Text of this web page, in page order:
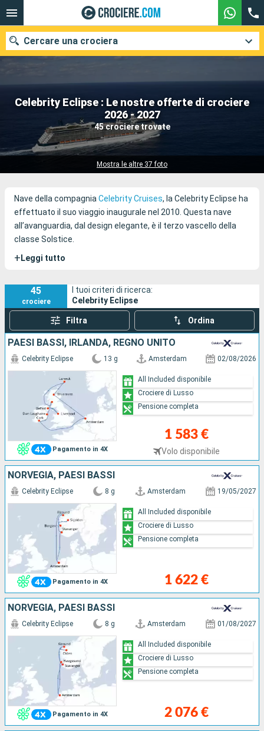
Celebrity Eclipse : Le nostre offerte di crociere
2026 - 2027
45 crociere trovate
Mostra le altre 37 foto
Cercare una crociera
Le nostre destinazioni
Mesi di partenza
Compagnie
Nave della compagniaCelebrity Cruises, la Celebrity Eclipse ha
effettuato il suo viaggio inaugurale nel 2010. Questa nave
all’avanguardia, dal design elegante, è il terzo vascello della
classe Solstice.
+ Leggi tutto
45
crociere
I tuoi criteri di ricerca:
Celebrity Eclipse
Filtra Ordina
PAESI BASSI, IRLANDA, REGNO UNITO
Pagamento in 4X
Celebrity Eclipse 13 g Amsterdam 02/08/2026
1 583 €
Volo disponibile
All Included disponibile
Crociere di Lusso
Pensione completa
NORVEGIA, PAESI BASSI
Pagamento in 4X
Celebrity Eclipse 8 g Amsterdam 19/05/2027
1 622 €
All Included disponibile
Crociere di Lusso
Pensione completa
NORVEGIA, PAESI BASSI
Pagamento in 4X
Celebrity Eclipse 8 g Amsterdam 01/08/2027
2 076 €
All Included disponibile
Crociere di Lusso
Pensione completa